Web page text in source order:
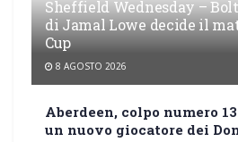
Sheffield Wednesday –
di Jamal Lowe decide il
Cup
8 AGOSTO 2026
Aberdeen, colpo numero
un nuovo giocatore dei